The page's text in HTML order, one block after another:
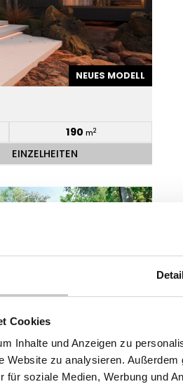
Cookies
Inhalte und Anzeigen zu
Website zu analysieren.
für soziale Medien, Werbung und
NEUES MODELL
190 m2
EINZELHEITEN